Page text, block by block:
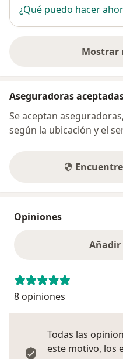
¿Qué puedo hacer
Mostrar
Aseguradoras
Se aceptan
según la ubicación y el
Opiniones
8 opiniones
Todas las
este motivo, los